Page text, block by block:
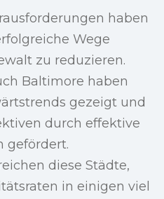
haben
Wege
zu reduzieren.
Baltimore haben
gezeigt und
durch effektive
gefördert.
diese Städte,
in einigen viel